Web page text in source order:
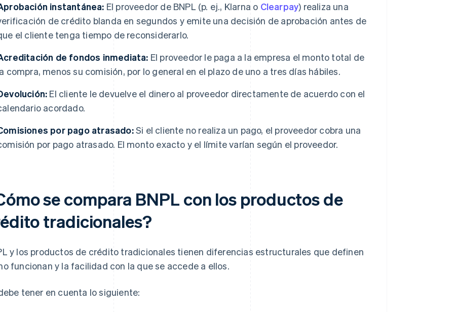
instantánea: El proveedor de BNPL (p. ej., Klarna o Clearpay) realiza una
de crédito blanda en segundos y emite una decisión de aprobación antes de
el cliente tenga tiempo de reconsiderarlo.
de fondos inmediata: El proveedor le paga a la empresa el monto total de
compra, menos su comisión, por lo general en el plazo de uno a tres días hábiles.
El cliente le devuelve el dinero al proveedor directamente de acuerdo con el
acordado.
por pago atrasado:Si el cliente no realiza un pago, el proveedor cobra una
por pago atrasado. El monto exacto y el límite varían según el proveedor.
se compara BNPL con los productos de
tradicionales?
y los productos de crédito tradicionales tienen diferencias estructurales que definen
funcionan y la facilidad con la que se accede a ellos.
tener en cuenta lo siguiente: